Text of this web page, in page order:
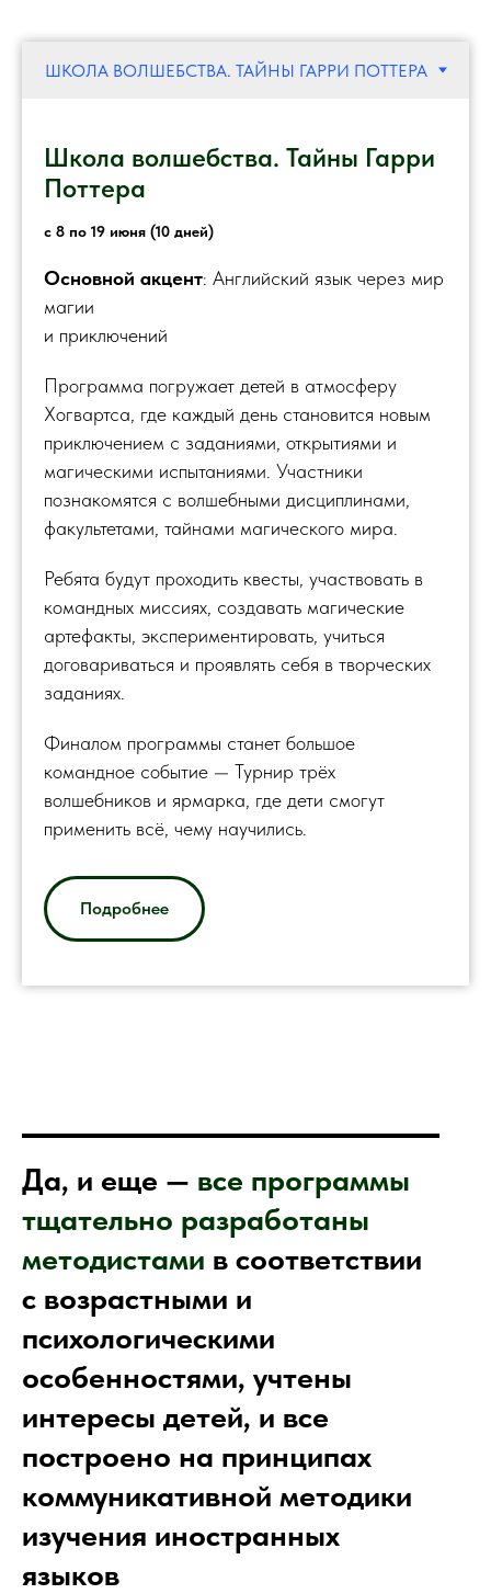
Школа волшебства. Тайны Гарри
Поттера
с 8 по 19 июня (10 дней)
Основной акцент: Английский язык через мир
магии
и приключений
Программа погружает детей в атмосферу
Хогвартса, где каждый день становится новым
приключением с заданиями, открытиями и
магическими испытаниями. Участники
познакомятся с волшебными дисциплинами,
факультетами, тайнами магического мира.
Ребята будут проходить квесты, участвовать в
командных миссиях, создавать магические
артефакты, экспериментировать, учиться
договариваться и проявлять себя в творческих
заданиях.
Финалом программы станет большое
командное событие — Турнир трёх
волшебников и ярмарка, где дети смогут
применить всё, чему научились.
Подробнее
Да, и еще — все программы
тщательно разработаны
методистами в соответствии
с возрастными и
психологическими
особенностями, учтены
интересы детей, и все
построено на принципах
коммуникативной методики
изучения иностранных
языков